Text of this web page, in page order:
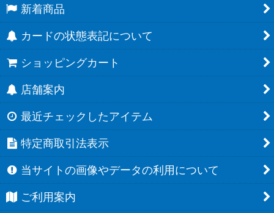
新着商品
カードの状態表記について
ショッピングカート
店舗案内
最近チェックしたアイテム
特定商取引法表示
当サイトの画像やデータの利用について
ご利用案内